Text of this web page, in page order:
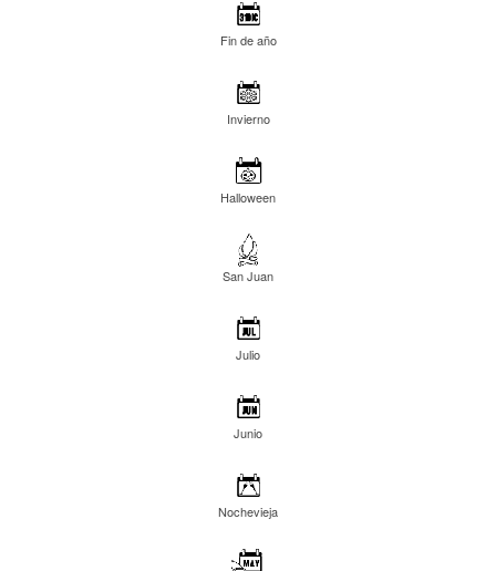
Fin de año
Invierno
Halloween
San Juan
Julio
Junio
Nochevieja